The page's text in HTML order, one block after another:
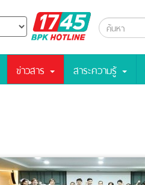
BPK
Hotline
ข่าวสาร สาระความรู้